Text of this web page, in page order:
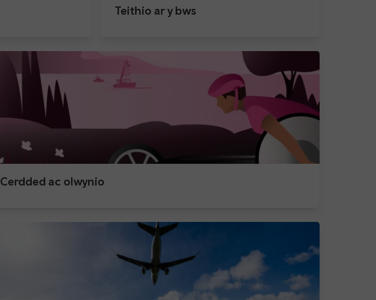
Teithio ar y bws
Cerdded ac olwynio